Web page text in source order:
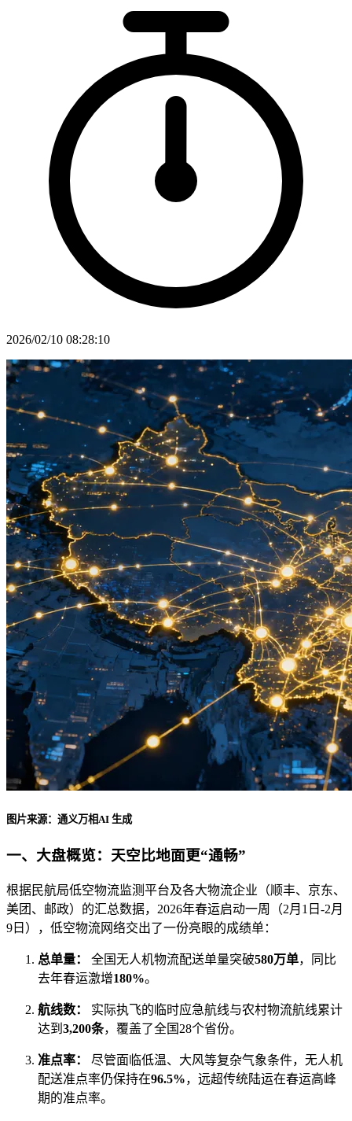
2026/02/10 08:28:10
图片来源：通义万相AI 生成
一、大盘概览：天空比地面更“通畅”
根据民航局低空物流监测平台及各大物流企业（顺丰、京东、
美团、邮政）的汇总数据，2026年春运启动一周（2月1日-2月
9日），低空物流网络交出了一份亮眼的成绩单：
总单量： 全国无人机物流配送单量突破580万单，同比
去年春运激增180%。
航线数：
实际执飞的临时应急航线与农村物流航线累计
达到 3,200条，覆盖了全国28个省份。
准点率：
尽管面临低温、大风等复杂气象条件，无人机
配送准点率仍保持在96.5%，远超传统陆运在春运高峰
期的准点率。